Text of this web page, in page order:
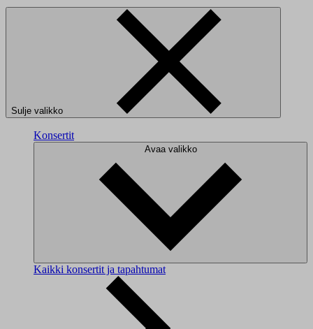
Sulje valikko
Konsertit
Avaa valikko
Kaikki konsertit ja tapahtumat